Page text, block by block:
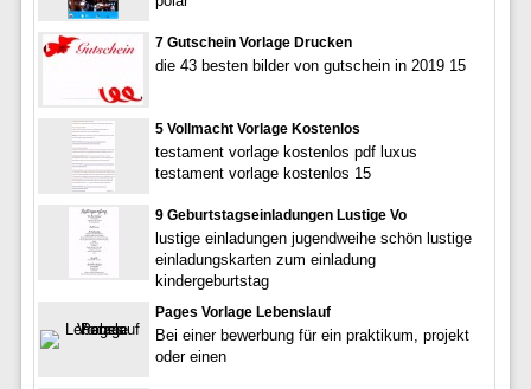
7 Gutschein Vorlage Drucken
die 43 besten bilder von gutschein in 2019 15
5 Vollmacht Vorlage Kostenlos
testament vorlage kostenlos pdf luxus
testament vorlage kostenlos 15
9 Geburtstagseinladungen Lustige Vo
lustige einladungen jugendweihe schön lustige
einladungskarten zum einladung
kindergeburtstag
Pages Vorlage Lebenslauf
Bei einer bewerbung für ein praktikum, projekt
oder einen